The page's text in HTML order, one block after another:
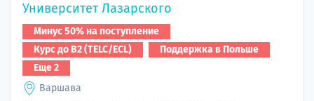
Университет Лазарского
Минус 50% на поступление
Курс до B2 (TELC/ECL)
Поддержка в Польше
Еще 2
Варшава